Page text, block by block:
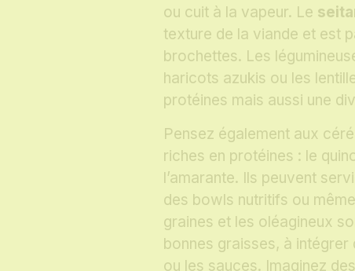
ou cuit à la vapeur. Le
texture de la viande et est
brochettes. Les
haricots azukis ou les
protéines mais aussi une
Pensez également aux
riches en protéines : le
l’amarante. Ils peuvent
des bowls nutritifs ou
graines et les oléagineux
bonnes graisses, à
ou les sauces. Imaginez